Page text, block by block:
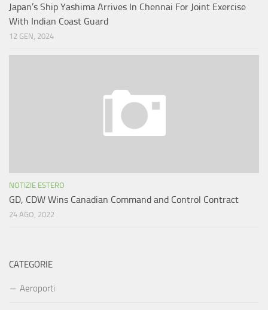
Japan’s Ship Yashima Arrives In Chennai For Joint Exercise
With Indian Coast Guard
12 GEN, 2024
NOTIZIE ESTERO
GD, CDW Wins Canadian Command and Control Contract
24 AGO, 2022
CATEGORIE
Aeroporti